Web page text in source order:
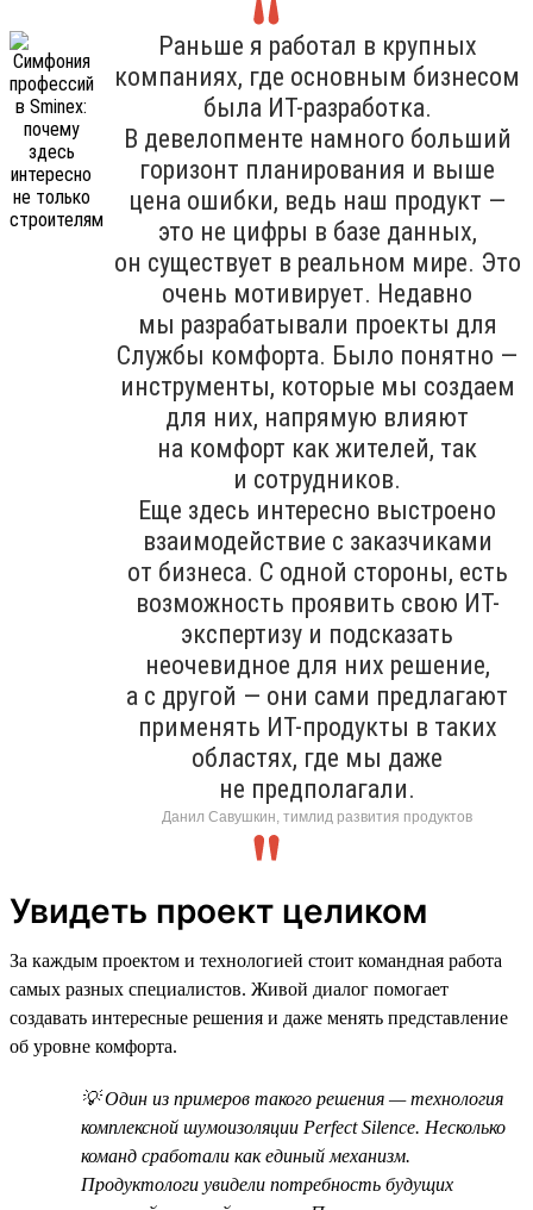
Раньше я работал в крупных
компаниях, где основным бизнесом
была ИТ-разработка.
В девелопменте намного больший
горизонт планирования и выше
цена ошибки, ведь наш продукт —
это не цифры в базе данных,
он существует в реальном мире. Это
очень мотивирует. Недавно
мы разрабатывали проекты для
Службы комфорта. Было понятно —
инструменты, которые мы создаем
для них, напрямую влияют
на комфорт как жителей, так
и сотрудников.
Еще здесь интересно выстроено
взаимодействие с заказчиками
от бизнеса. С одной стороны, есть
возможность проявить свою ИТ-
экспертизу и подсказать
неочевидное для них решение,
а с другой — они сами предлагают
применять ИТ-продукты в таких
областях, где мы даже
не предполагали.
Данил Савушкин, тимлид развития продуктов
Увидеть проект целиком
За каждым проектом и технологией стоит командная работа
самых разных специалистов. Живой диалог помогает
создавать интересные решения и даже менять представление
об уровне комфорта.
💡 Один из примеров такого решения — технология
комплексной шумоизоляции Perfect Silence. Несколько
команд сработали как единый механизм.
Продуктологи увидели потребность будущих